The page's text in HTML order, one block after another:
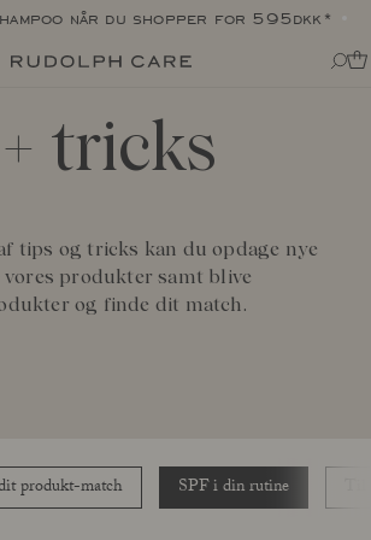
levering: 1-2 hverdage
Oil
+ tricks
tips og tricks kan du opdage nye
produkter samt blive
og finde dit match.
produkt-match SPF i din rutine